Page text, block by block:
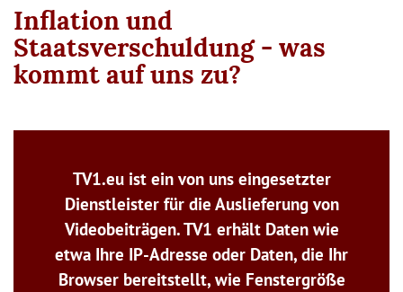
Inflation und
Staatsverschuldung - was
kommt auf uns zu?
TV1.eu ist ein von uns eingesetzter
Dienstleister für die Auslieferung von
Videobeiträgen. TV1 erhält Daten wie
etwa Ihre IP-Adresse oder Daten, die Ihr
Browser bereitstellt, wie Fenstergröße